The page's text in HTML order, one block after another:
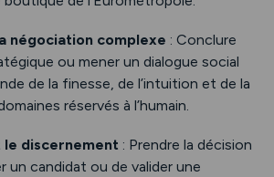
négociation complexe : Conclure
ou mener un dialogue social
de la finesse, de l’intuition et de la
réservés à l’humain.
le discernement : Prendre la décision
un candidat ou de valider une